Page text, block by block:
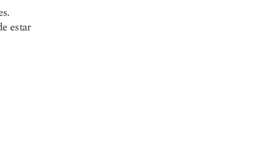
estar